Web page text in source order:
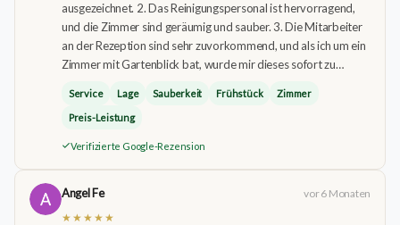
ausgezeichnet. 2. Das Reinigungspersonal ist hervorragend,
und die Zimmer sind geräumig und sauber. 3. Die Mitarbeiter
an der Rezeption sind sehr zuvorkommend, und als ich um ein
Zimmer mit Gartenblick bat, wurde mir dieses sofort zu…
Service Lage Sauberkeit Frühstück Zimmer
Preis-Leistung
Verifizierte Google-Rezension
Angel Fe
vor 6 Monaten
★★★★★